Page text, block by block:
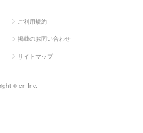
ご利用規約
掲載のお問い合わせ
サイトマップ
© en Inc.